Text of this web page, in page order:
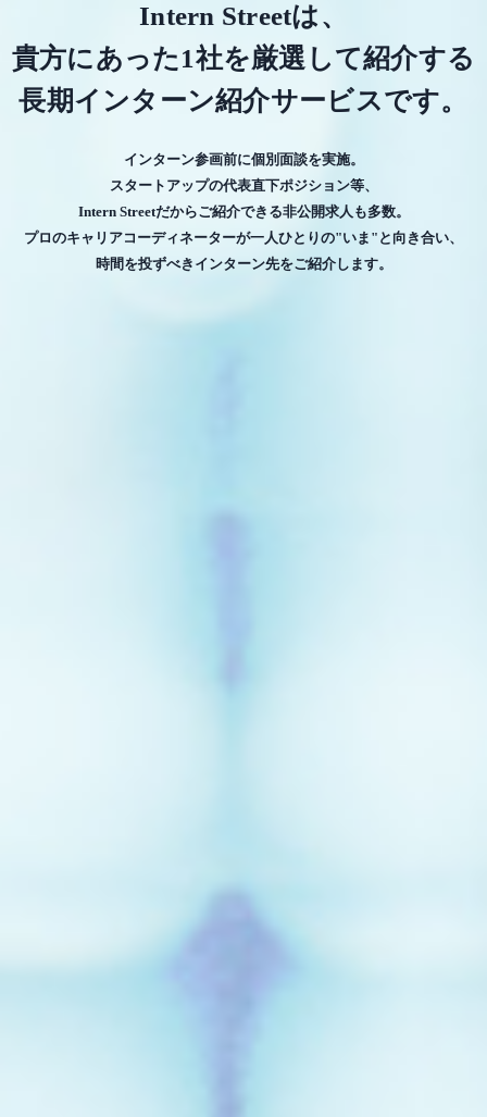
Intern Streetは、
貴方にあった1社を厳選して紹介する
長期インターン紹介サービスです。
インターン参画前に個別面談を実施。
スタートアップの代表直下ポジション等、
Intern Streetだからご紹介できる非公開求人も多数。
プロのキャリアコーディネーターが一人ひとりの"いま"と向き合い、
時間を投ずべきインターン先をご紹介します。